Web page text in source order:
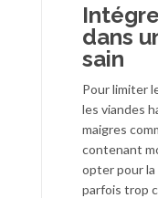
dans
sain
Pour limiter
les viandes
maigres
contenant
opter pour la
parfois trop